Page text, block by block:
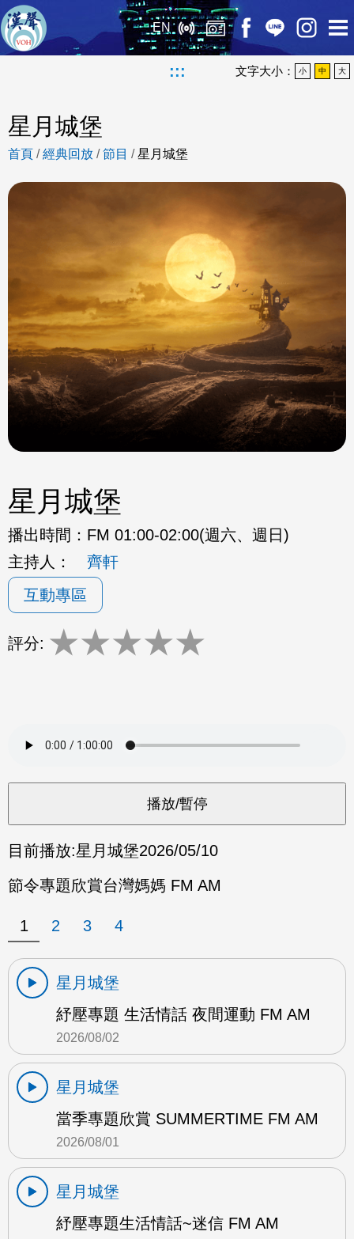
EN
::: 文字大小： 小 中 大
星月城堡
首頁 /經典回放 /節目 /星月城堡
星月城堡
播出時間： FM 01:00-02:00(週六、週日)
主持人：
齊軒
互動專區
評分: ★★★★★
目前播放:星月城堡2026/05/10
節令專題欣賞台灣媽媽 FM AM
1 2 3 4
星月城堡
紓壓專題 生活情話 夜間運動 FM AM
2026/08/02
星月城堡
當季專題欣賞 SUMMERTIME FM AM
2026/08/01
星月城堡
紓壓專題生活情話~迷信 FM AM